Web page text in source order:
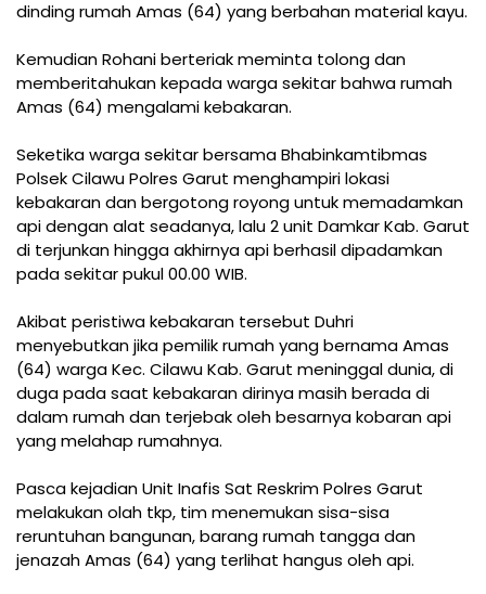
dinding rumah Amas (64) yang berbahan material kayu.
Kemudian Rohani berteriak meminta tolong dan
memberitahukan kepada warga sekitar bahwa rumah
Amas (64) mengalami kebakaran.
Seketika warga sekitar bersama Bhabinkamtibmas
Polsek Cilawu Polres Garut menghampiri lokasi
kebakaran dan bergotong royong untuk memadamkan
api dengan alat seadanya, lalu 2 unit Damkar Kab. Garut
di terjunkan hingga akhirnya api berhasil dipadamkan
pada sekitar pukul 00.00 WIB.
Akibat peristiwa kebakaran tersebut Duhri
menyebutkan jika pemilik rumah yang bernama Amas
(64) warga Kec. Cilawu Kab. Garut meninggal dunia, di
duga pada saat kebakaran dirinya masih berada di
dalam rumah dan terjebak oleh besarnya kobaran api
yang melahap rumahnya.
Pasca kejadian Unit Inafis Sat Reskrim Polres Garut
melakukan olah tkp, tim menemukan sisa-sisa
reruntuhan bangunan, barang rumah tangga dan
jenazah Amas (64) yang terlihat hangus oleh api.